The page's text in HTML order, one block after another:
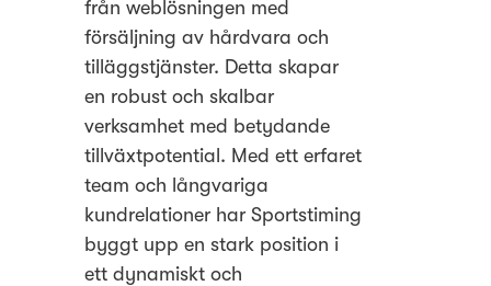
från weblösningen med
försäljning av hårdvara och
tilläggstjänster. Detta skapar
en robust och skalbar
verksamhet med betydande
tillväxtpotential. Med ett erfaret
team och långvariga
kundrelationer har Sportstiming
byggt upp en stark position i
ett dynamiskt och